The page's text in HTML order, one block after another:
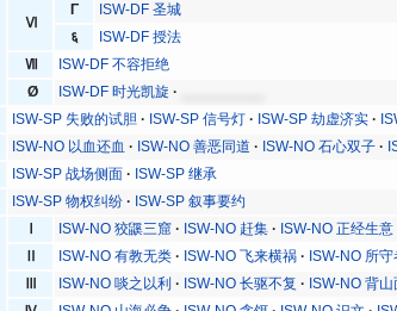
Ⅵ
Γ
ISW-DF 圣城
६
ISW-DF 授法
Ⅶ
ISW-DF 不容拒绝
Ø
ISW-DF 时光凯旋
ISW-SP 失败的试胆 ISW-SP 信号灯 ISW-SP 劫虚济实
ISW-NO 以血还血 ISW-NO 善恶同道 ISW-NO 石心双子
ISW-SP 战场侧面
ISW-SP 继承
ISW-SP 物权纠纷 ISW-SP 叙事要约
ISW-NO 狡鼷三窟 ISW-NO 赶集 ISW-NO 正经生意
ISW-NO 有教无类 ISW-NO 飞来横祸 ISW-NO 所守
ISW-NO 啖之以利 ISW-NO 长驱不复 ISW-NO 背